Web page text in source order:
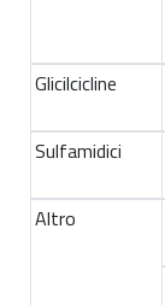
Glicilcicline
Sulfamidici
Altro